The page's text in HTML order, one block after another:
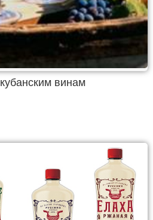
винам